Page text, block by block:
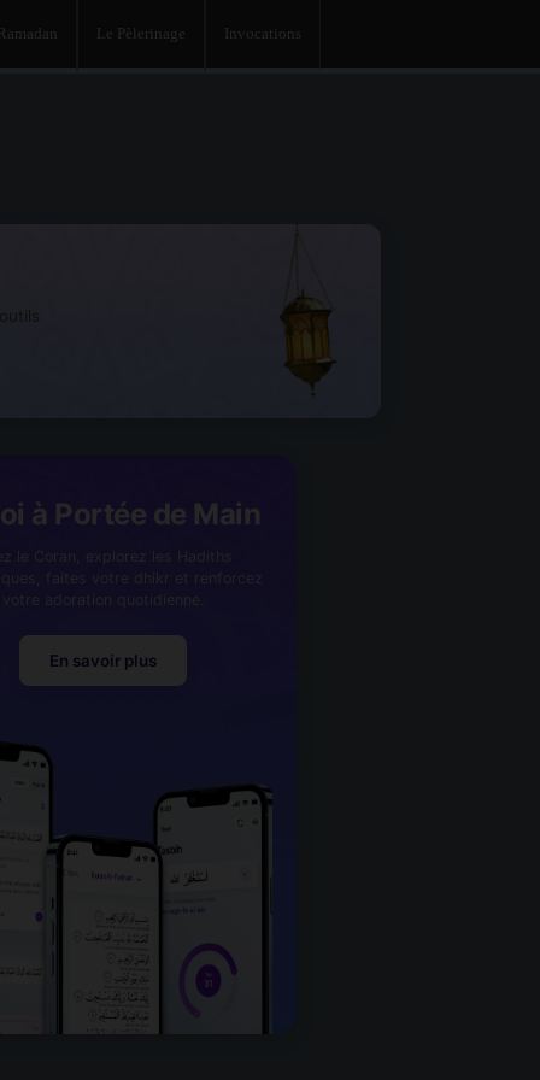
Le Pèlerinage Invocations
à Portée de Main
En savoir plus